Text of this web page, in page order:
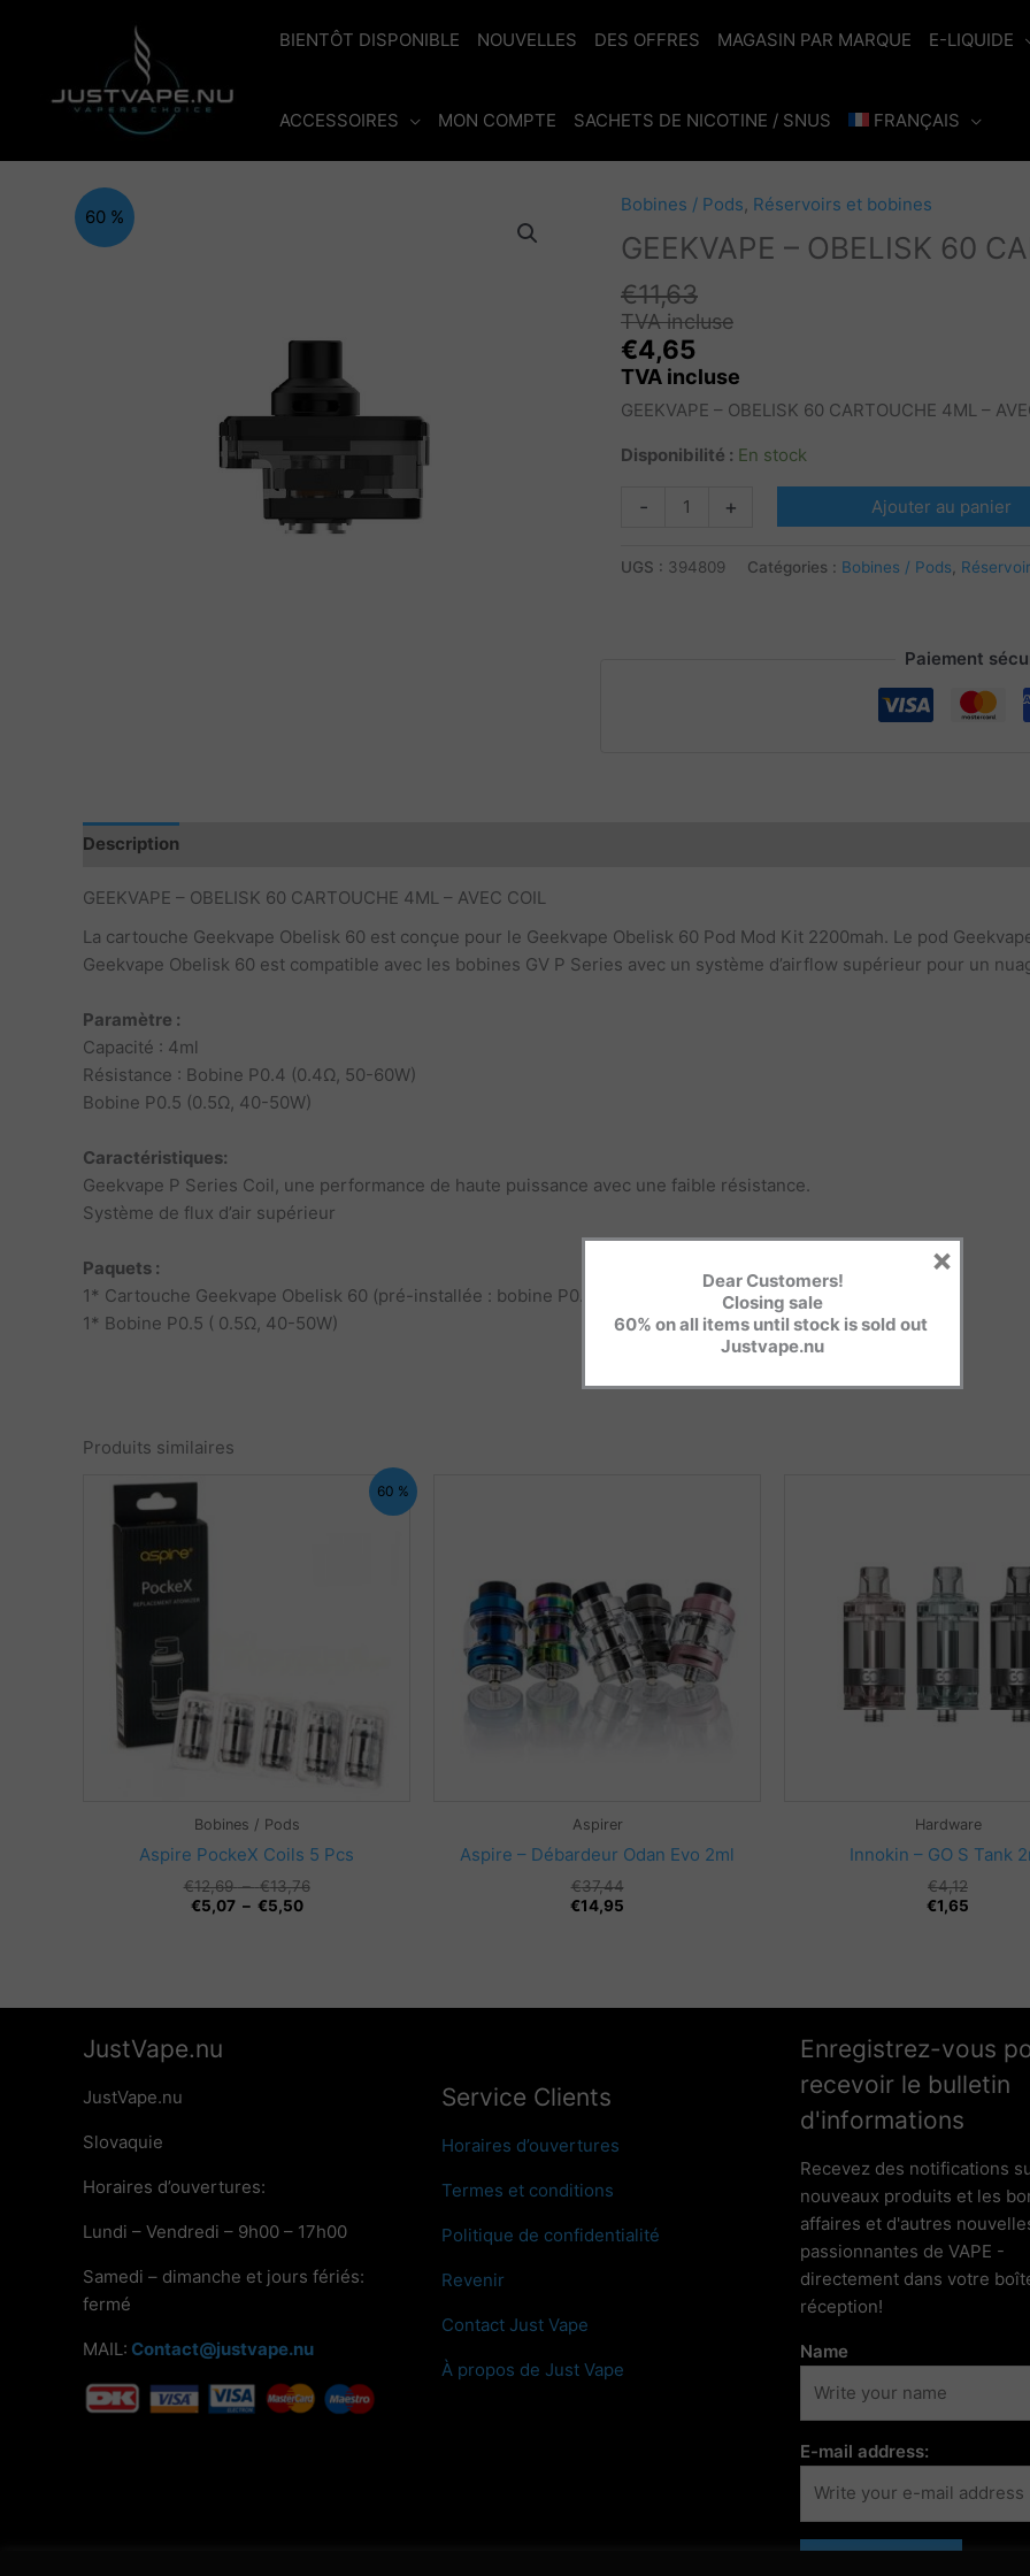
BIENTÔT DISPONIBLE NOUVELLES DES OFFRES MAGASIN PAR MARQUE E-LIQUIDE
ACCESSOIRES MON COMPTE SACHETS DE NICOTINE / SNUS FRANÇAIS
60 %
Bobines / Pods, Réservoirs et bobines
GEEKVAPE – OBELISK 60
€11,63
TVA incluse
€4,65
TVA incluse
GEEKVAPE – OBELISK 60 CARTOUCHE 4ML –
Disponibilité : En stock
-
quantité
+ Ajouter au panier
UGS : 394809 Catégories : Bobines / Pods,
Paiement
Description
GEEKVAPE – OBELISK 60 CARTOUCHE 4ML – AVEC COIL
La cartouche Geekvape Obelisk 60 est conçue pour le Geekvape Obelisk 60 Pod Mod Kit 2200mah. Le pod
Geekvape Obelisk 60 est compatible avec les bobines GV P Series avec un système d’airflow supérieur pour un
Paramètre :
Capacité : 4ml
Résistance : Bobine P0.4 (0.4Ω, 50-60W)
Bobine P0.5 (0.5Ω, 40-50W)
Caractéristiques:
Geekvape P Series Coil, une performance de haute puissance avec une faible résistance.
Système de flux d’air supérieur
Paquets :
1* Cartouche Geekvape Obelisk 60 (pré-installée : bobine P0.4Ω, 50-60W)
1* Bobine P0.5 ( 0.5Ω, 40-50W)
Produits similaires
60 %
Bobines / Pods
Aspire PockeX Coils 5 Pcs
€12,69 – €13,76Plage
€5,07 – €5,50Plage
Aspirer
Aspire – Débardeur Odan Evo 2ml
€37,44Le
prix
€14,95
Le
prix
Hardware
Innokin – GO S Tank
€4,12
€1,65
JustVape.nu
JustVape.nu
Slovaquie
Horaires d’ouvertures:
Lundi – Vendredi – 9h00 – 17h00
Samedi – dimanche et jours fériés:
fermé
MAIL: Contact@justvape.nu
Service Clients
Horaires d’ouvertures
Termes et conditions
Politique de confidentialité
Revenir
Contact Just Vape
À propos de Just Vape
Enregistrez-vous
recevoir le bulletin
d'informations
Recevez des notifications
nouveaux produits et les
affaires et d'autres
passionnantes de VAPE -
directement dans votre
réception!
Name
E-mail address:
Dear Customers!
Closing sale
60% on all items until stock is sold out
Justvape.nu
×